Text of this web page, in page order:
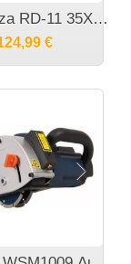
Macroza RD-11 35X25 χιλιοστά Ανταλλακτικό μαχαίρι κοπής για την φρέζα τοίχου Μ95
€